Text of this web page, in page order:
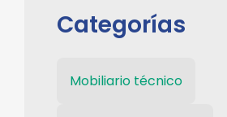
Categorías
Mobiliario técnico